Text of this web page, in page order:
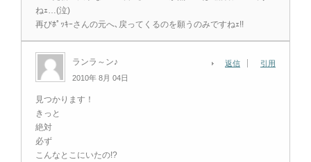
ねｪ…(泣)
再びﾎﾟｯｷｰさんの元へ､戻ってくるのを願うのみですねｪ!!
ランラ～ン♪
2010年 8月 04日
返信 引用
見つかります！
きっと
絶対
必ず
こんなとこにいたの!?